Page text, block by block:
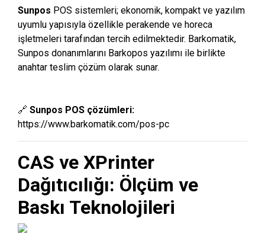
Sunpos POS sistemleri; ekonomik, kompakt ve yazılım
uyumlu yapısıyla özellikle perakende ve horeca
işletmeleri tarafından tercih edilmektedir. Barkomatik,
Sunpos donanımlarını Barkopos yazılımı ile birlikte
anahtar teslim çözüm olarak sunar.
🔗 Sunpos POS çözümleri:
https://www.barkomatik.com/pos-pc
CAS ve XPrinter
Dağıtıcılığı: Ölçüm ve
Baskı Teknolojileri